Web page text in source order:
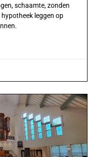
schaamte, zonden
leggen op